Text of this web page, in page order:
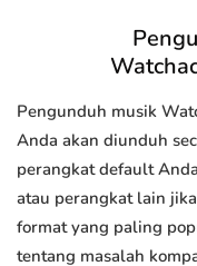
Pengunduh musik
Anda akan diunduh
perangkat default
atau perangkat lain
format yang paling
tentang masalah